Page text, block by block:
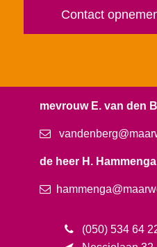
mevrouw E. van den
vandenberg
de heer H.
(050) 534 64